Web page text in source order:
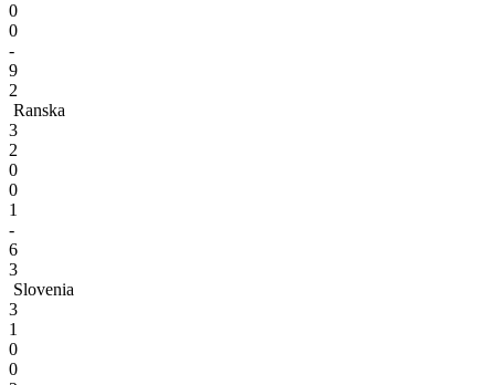
0
0
-
9
2
Ranska
3
2
0
0
1
-
6
3
Slovenia
3
1
0
0